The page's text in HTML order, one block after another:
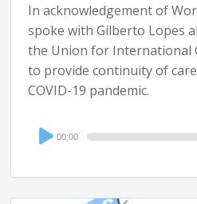
In acknowledgement of
spoke with Gilberto Lopes
the Union for International
to provide continuity of
COVID-19 pandemic.
Audio
Player
00:00